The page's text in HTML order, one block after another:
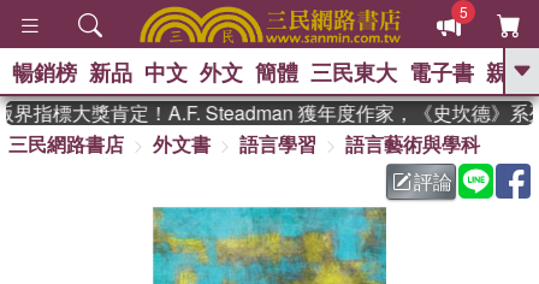
5
GO
熱搜： 東野圭吾 、 高希均教授回憶錄
父親節 、 如果歷
暑期推薦 、 國際布克
獎 臺灣漫遊錄 、 方念華
登輝時代 、 數學女孩：黎曼猜想
偉大的迷走神經
暢銷榜 新品 中文 外文 簡體 三民東大 電子書 親子
指標大獎肯定！A.F. Steadman 獲年度作家，《史坎德》系
三民網路書店
外文書 語言學習
語言藝術與學科
評論